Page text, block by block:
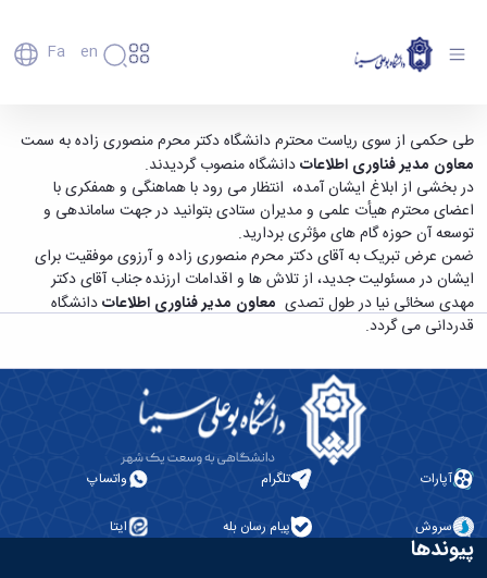
Fa En
دانشگاه
تاریخچه
معرفی
برنامه
راهبردی
دانشگاه
نقشه
دانشگاه
سازمان
پشتیبانی
آموزشی
و
تحصیلات
اعضای
هیأت
علمی
کارکنان
دانشجویان
فارغ
التحصیلان
دانشکده‌ها
پردیس
اصلی
مهندسی
کشاورزی
علوم
هنر
و
ارتباط
با ما
Now
انتصاب معاون مدیر فناوری اطلاعات دانشگاه -
دانشگاه بوعلی سینا همدان
طی حکمی از سوی ریاست محترم دانشگاه دکتر محرم منصوری زاده به سمت
معاون مدیر فناوری اطلاعاتدانشگاه منصوب گردیدند.
در بخشی از ابلاغ ایشان آمده، انتظار می رود با هماهنگی و همفکری با
اعضای محترم هیأت علمی و مدیران ستادی بتوانید در جهت ساماندهی و
توسعه آن حوزه گام های مؤثری بردارید.
ضمن عرض تبریک به آقای دکتر محرم منصوری زاده و آرزوی موفقیت برای
ایشان در مسئولیت جدید، از تلاش ها و اقدامات ارزنده جناب آقای دکتر
مهدی سخائی نیا در طول تصدی معاون مدیر فناوری اطلاعاتدانشگاه
قدردانی می گردد.
آپارات تلگرام واتساپ
سروش پیام رسان بله ایتا
پیوندها